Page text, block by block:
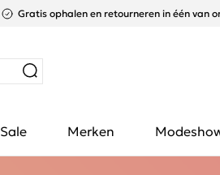
Gratis ophalen en retourneren in één van
Sale Merken